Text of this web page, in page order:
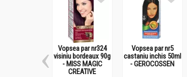
Vopsea par nr324
visiniu bordeaux 90g
- MISS MAGIC
CREATIVE
Vopsea par nr5
castaniu inchis 50ml
- GEROCOSSEN